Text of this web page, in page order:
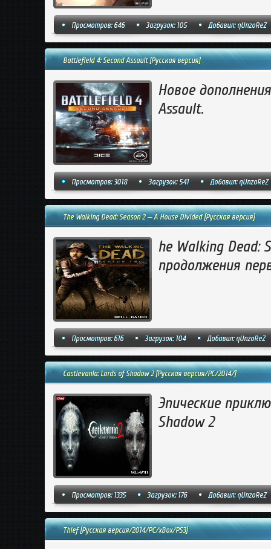
Просмотров: 646 Загрузок: 105 Добавил:qUnzoReZ
Battlefield 4: Second Assault [Русская версия]
Новое
Assault.
Просмотров: 3018 Загрузок: 541 Добавил:qUnzoReZ
The Walking Dead: Season 2 — A House Divided [Русская версия]
he Walking Dead:
продолжения
Просмотров: 616 Загрузок: 104 Добавил:qUnzoReZ
Castlevania: Lords of Shadow 2 [Русская версия/PC/2014/]
Эпические
Shadow 2
Просмотров: 1335 Загрузок: 176 Добавил:qUnzoReZ
Thief [Русская версия/2014/PC/xBox/PS3]